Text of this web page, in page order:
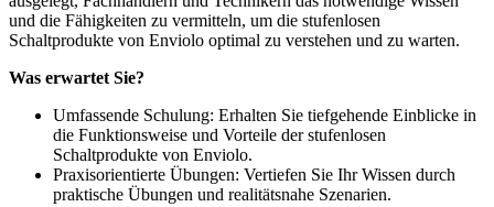
und die Fähigkeiten zu vermitteln, um die stufenlosen
Schaltprodukte von Enviolo optimal zu verstehen und zu warten.
Was erwartet Sie?
Umfassende Schulung: Erhalten Sie tiefgehende Einblicke in
die Funktionsweise und Vorteile der stufenlosen
Schaltprodukte von Enviolo.
Praxisorientierte Übungen: Vertiefen Sie Ihr Wissen durch
praktische Übungen und realitätsnahe Szenarien.